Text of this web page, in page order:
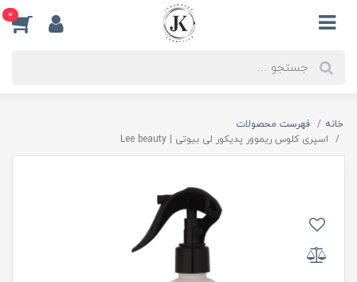
0
خانه
فهرست محصولات
اسپری کلوس ریموور پدیکور لی بیوتی | Lee beauty